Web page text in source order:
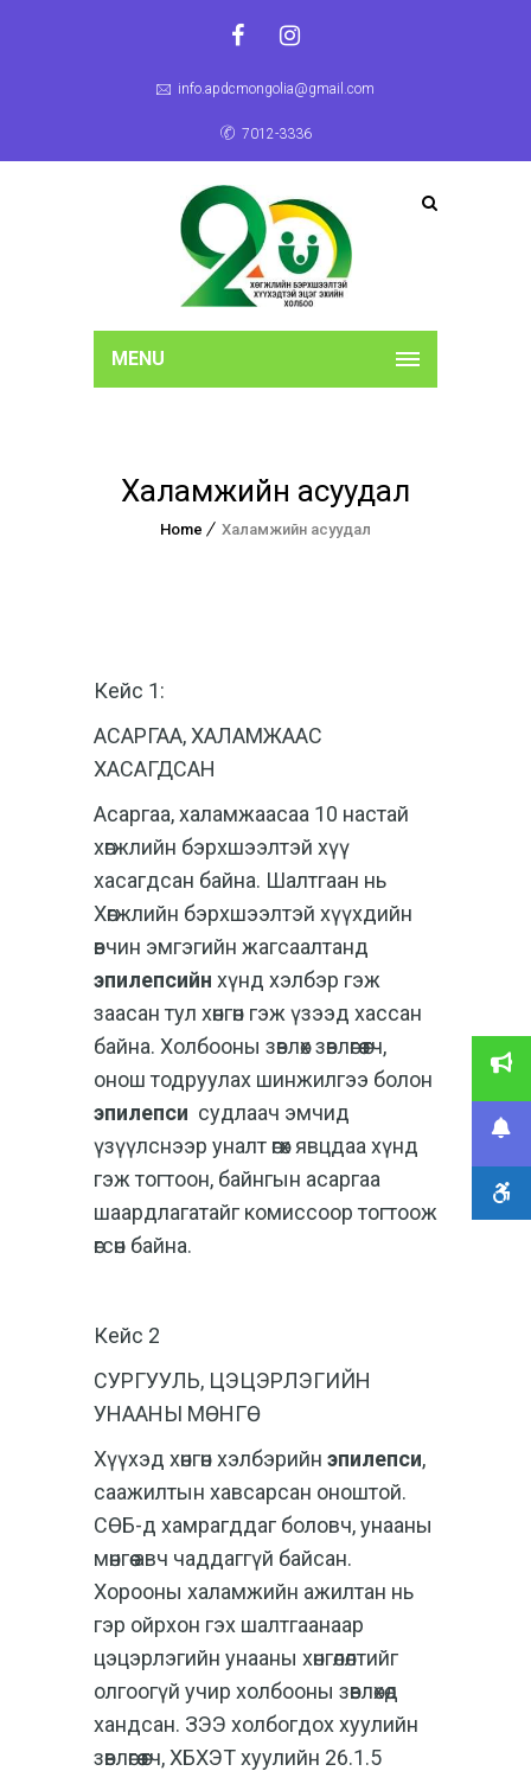
info.apdcmongolia@gmail.com
7012-3336
MENU
Халамжийн асуудал
Home Халамжийн асуудал
Кейс 1:
АСАРГАА, ХАЛАМЖААС
ХАСАГДСАН
Асаргаа, халамжаасаа 10 настай
хөгжлийн бэрхшээлтэй хүү
хасагдсан байна. Шалтгаан нь
Хөгжлийн бэрхшээлтэй хүүхдийн
өвчин эмгэгийн жагсаалтанд
эпилепсийн хүнд хэлбэр гэж
заасан тул хөнгөн гэж үзээд хассан
байна. Холбооны зөвлөх зөвлөгөө өгч,
онош тодруулах шинжилгээ болон
эпилепси судлаач эмчид
үзүүлснээр уналт өгөх явцдаа хүнд
гэж тогтоон, байнгын асаргаа
шаардлагатайг комиссоор тогтоож
өгсөн байна.
Кейс 2
СУРГУУЛЬ, ЦЭЦЭРЛЭГИЙН
УНААНЫ МӨНГӨ
Хүүхэд хөнгөн хэлбэрийн эпилепси,
саажилтын хавсарсан оноштой.
СӨБ-д хамрагддаг боловч, унааны
мөнгөө авч чаддаггүй байсан.
Хорооны халамжийн ажилтан нь
гэр ойрхон гэх шалтгаанаар
цэцэрлэгийн унааны хөнгөлөлтийг
олгоогүй учир холбооны зөвлөхөд
хандсан. ЗЭЭ холбогдох хуулийн
зөвлөгөө өгч, ХБХЭТ хуулийн 26.1.5